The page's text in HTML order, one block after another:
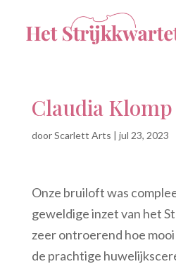
Claudia Klomp
doorScarlett Arts | jul 23, 2023
Onze bruiloft was
geweldige inzet van het
zeer ontroerend hoe
de prachtige